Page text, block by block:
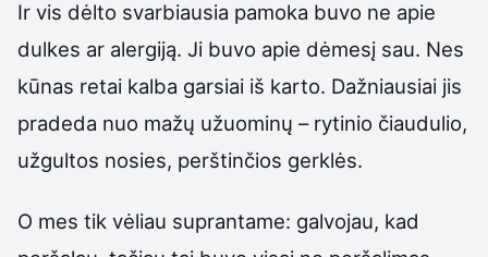
Ir vis dėlto svarbiausia pamoka buvo ne apie
dulkes ar alergiją. Ji buvo apie dėmesį sau. Nes
kūnas retai kalba garsiai iš karto. Dažniausiai jis
pradeda nuo mažų užuominų – rytinio čiaudulio,
užgultos nosies, perštinčios gerklės.
O mes tik vėliau suprantame: galvojau, kad